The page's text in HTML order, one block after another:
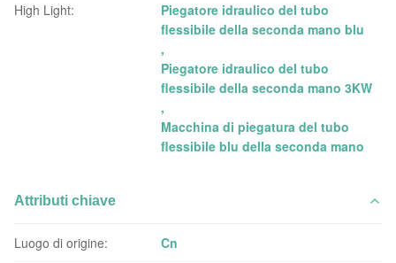
High Light:
Piegatore idraulico del tubo
flessibile della seconda mano blu
,
Piegatore idraulico del tubo
flessibile della seconda mano 3KW
,
Macchina di piegatura del tubo
flessibile blu della seconda mano
Attributi chiave
Luogo di origine: Cn